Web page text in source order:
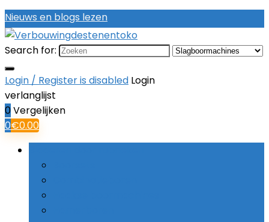
Nieuws en blogs lezen
Search for:
Login / Register is disabled Login
verlanglijst
0 Vergelijken
0€0.00